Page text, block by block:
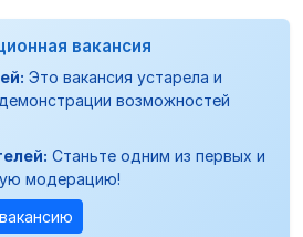
вакансия
Это вакансия устарела и
возможностей
Станьте одним из первых и
модерацию!